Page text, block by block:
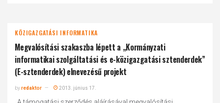
KÖZIGAZGATÁSI INFORMATIKA
Megvalósítási szakaszba lépett a „Kormányzati
informatikai szolgáltatási és e-közigazgatási sztenderdek”
(E-sztenderdek) elnevezésű projekt
byredaktor 2013. június 17.